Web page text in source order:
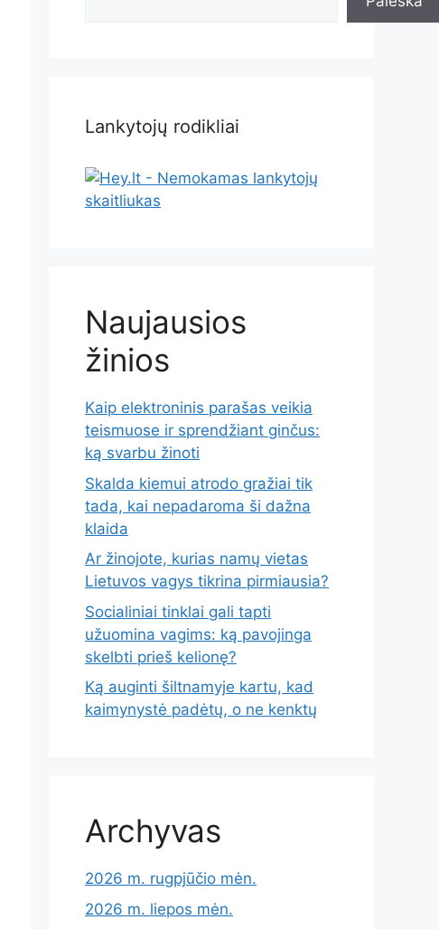
Lankytojų rodikliai
Naujausios
žinios
Kaip elektroninis parašas veikia
teismuose ir sprendžiant ginčus:
ką svarbu žinoti
Skalda kiemui atrodo gražiai tik
tada, kai nepadaroma ši dažna
klaida
Ar žinojote, kurias namų vietas
Lietuvos vagys tikrina pirmiausia?
Socialiniai tinklai gali tapti
užuomina vagims: ką pavojinga
skelbti prieš kelionę?
Ką auginti šiltnamyje kartu, kad
kaimynystė padėtų, o ne kenktų
Archyvas
2026 m. rugpjūčio mėn.
2026 m. liepos mėn.